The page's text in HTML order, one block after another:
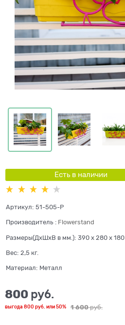
Есть в наличии
Артикул: 51-505-P
Производитель : Flowerstand
Размеры(ДхШхВ в мм.): 390 x 280 x 180
Вес: 2,5 кг.
Материал: Металл
1 600 руб.
800 руб.
выгода 800 руб. или50%